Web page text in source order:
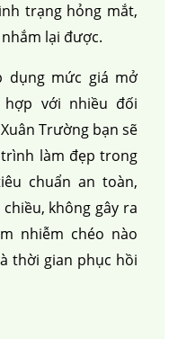
trạng hỏng mắt,
lại được.
dụng mức giá mở
với nhiều đối
Trường bạn sẽ
làm đẹp trong
chuẩn an toàn,
không gây ra
nhiễm chéo nào
thời gian phục hồi